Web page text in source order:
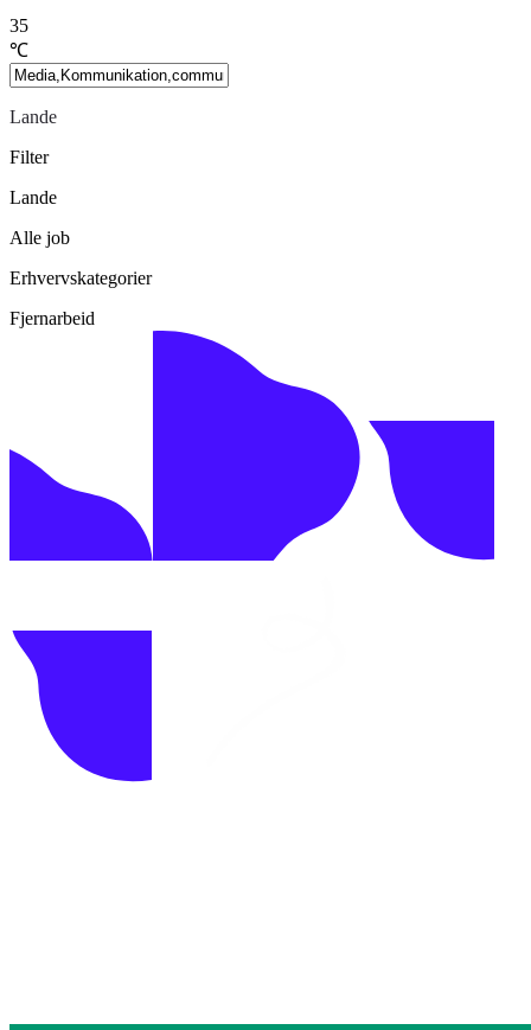
35
℃
Lande
Filter
Lande
Alle job
Erhvervskategorier
Fjernarbeid